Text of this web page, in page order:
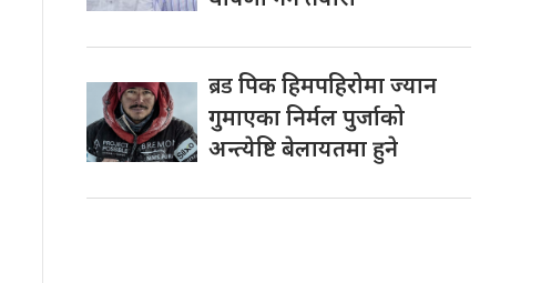
ब्रडपिक हिमपहिरोमा ज्यान
गुमाएका निर्मल पुर्जाको
अन्त्येष्टि बेलायतमा हुने